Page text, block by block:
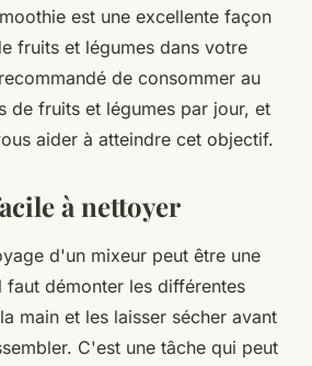
est une excellente façon
fruits et légumes dans votre
de consommer au
de fruits et légumes par jour, et
aider à atteindre cet objectif.
à nettoyer
d'un mixeur peut être une
faut démonter les différentes
main et les laisser sécher avant
C'est une tâche qui peut